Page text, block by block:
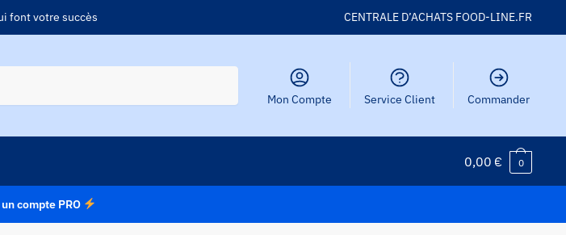
font votre succès CENTRALE D’ACHATS FOOD-LINE.FR
Mon Compte Service Client Commander
0,00 € 0
compte PRO